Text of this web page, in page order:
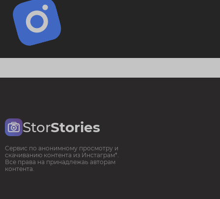
StorStories
Сервис по анонимному просмотру и
скачиванию контента из Инстаграм*.
Все права на принадлежаь авторам
контента.